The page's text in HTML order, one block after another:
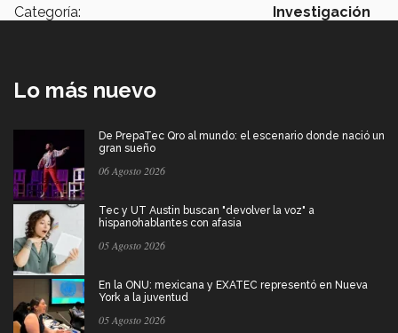
Categoría: Investigación
Lo más nuevo
De PrepaTec Qro al mundo: el escenario donde nació un
gran sueño
06 Agosto 2026
Tec y UT Austin buscan "devolver la voz" a
hispanohablantes con afasia
05 Agosto 2026
En la ONU: mexicana y EXATEC representó en Nueva
York a la juventud
05 Agosto 2026